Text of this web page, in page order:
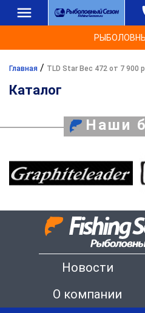
Главная / TLD Star Вес 472 от 7 900
Каталог
Наши
Новости
О компании